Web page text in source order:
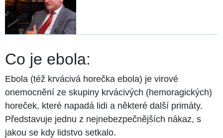
Co je ebola:
Ebola (též krvácivá horečka ebola) je virové
onemocnění ze skupiny krvácivých (hemoragických)
horeček, které napadá lidi a některé další primáty.
Představuje jednu z nejnebezpečnějších nákaz, s
jakou se kdy lidstvo setkalo.